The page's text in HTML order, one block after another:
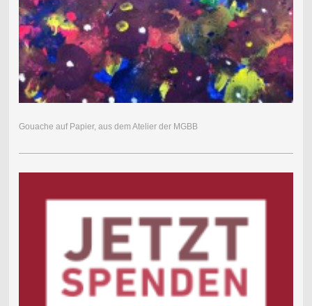
Gouache auf Papier, aus dem Atelier der MGBB